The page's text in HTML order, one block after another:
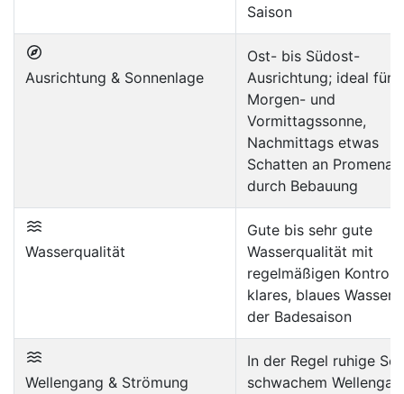
Saison
Ausrichtung & Sonnenlage
Ost- bis Südost-
Ausrichtung; ideal für
Morgen- und
Vormittagssonne,
Nachmittags etwas
Schatten an
durch Bebauung
Wasserqualität
Gute bis sehr gute
Wasserqualität mit
regelmäßigen
klares, blaues Wasser
der Badesaison
Wellengang & Strömung
In der Regel ruhige
schwachem